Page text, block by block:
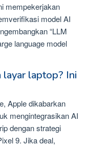
mempekerjakan
model AI
“LLM
language model
layar laptop? Ini
Apple dikabarkan
mengintegrasikan AI
dengan strategi
9. Jika deal,